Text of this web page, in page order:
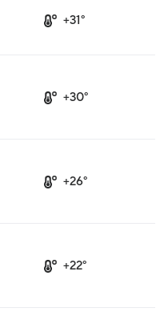
+31°
+30°
+26°
+22°